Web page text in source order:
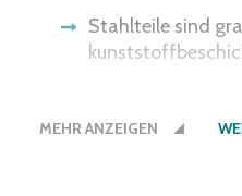
Stahlteile sind
MEHR ANZEIGEN